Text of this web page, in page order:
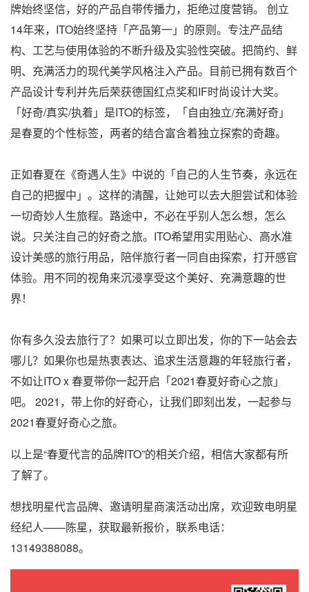
牌始终坚信，好的产品自带传播力，拒绝过度营销。 创立
14年来，ITO始终坚持「产品第一」的原则。专注产品结
构、工艺与使用体验的不断升级及实验性突破。把简约、鲜
明、充满活力的现代美学风格注入产品。目前已拥有数百个
产品设计专利并先后荣获德国红点奖和IF时尚设计大奖。
「好奇/真实/执着」是ITO的标签，「自由独立/充满好奇」
是春夏的个性标签，两者的结合富含着独立探索的奇趣。
正如春夏在《奇遇人生》中说的「自己的人生节奏，永远在
自己的把握中」。这样的清醒，让她可以去大胆尝试和体验
一切奇妙人生旅程。路途中，不必在乎别人怎么想，怎么
说。只关注自己的好奇之旅。ITO希望用实用贴心、高水准
设计美感的旅行用品，陪伴旅行者一同自由探索，打开感官
体验。用不同的视角来沉浸享受这个美好、充满意趣的世
界！
你有多久没去旅行了？如果可以立即出发，你的下一站会去
哪儿？如果你也是热衷表达、追求生活意趣的年轻旅行者，
不如让ITO x 春夏带你一起开启「2021春夏好奇心之旅」
吧。 2021，带上你的好奇心，让我们即刻出发，一起参与
2021春夏好奇心之旅。
以上是“春夏代言的品牌ITO”的相关介绍，相信大家都有所
了解了。
想找明星代言品牌、邀请明星商演活动出席，欢迎致电明星
经纪人——陈星，获取最新报价，联系电话：
13149388088。